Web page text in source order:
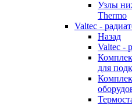
Узлы
Thermo
Valtec -
Назад
Valtec -
для